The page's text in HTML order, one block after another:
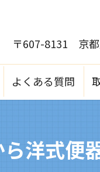
よくある質問
〒607-8131 京都
洋式便